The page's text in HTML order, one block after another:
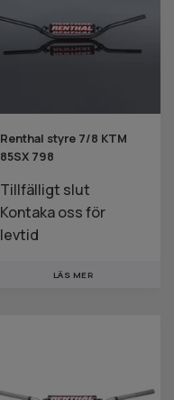
Renthal styre 7/8 KTM
85SX 798
Tillfälligt slut
Kontaka oss för
levtid
LÄS MER